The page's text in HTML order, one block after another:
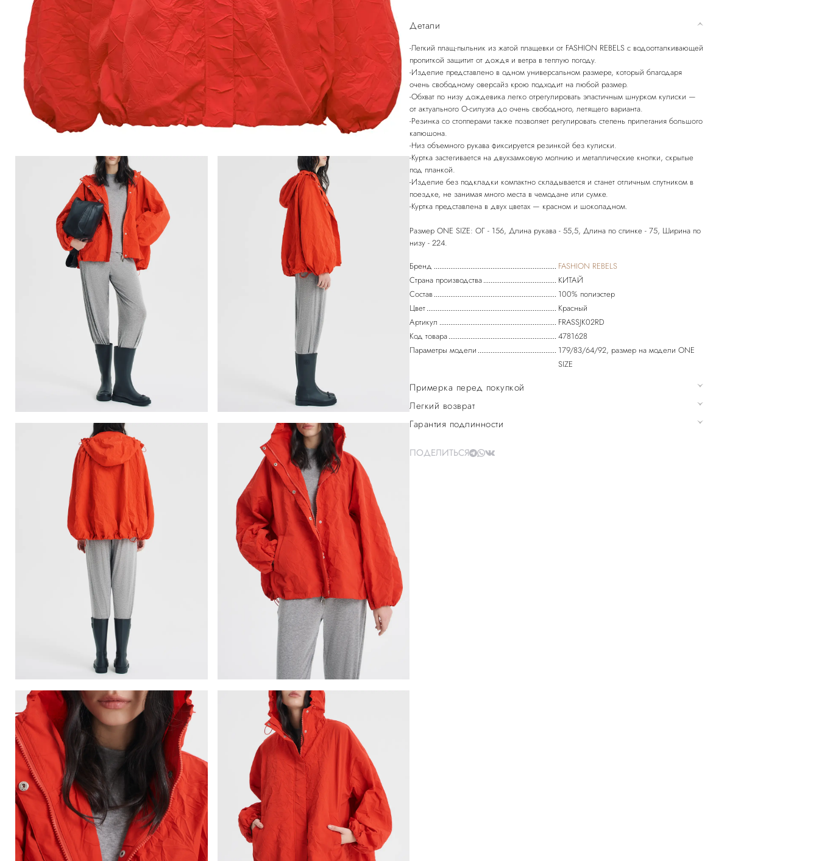
Детали
-Легкий плащ-пыльник из жатой плащевки от FASHION REBELS с водоотталкивающей
пропиткой защитит от дождя и ветра в теплую погоду.
-Изделие представлено в одном универсальном размере, который благодаря
очень свободному оверсайз крою подходит на любой размер.
-Обхват по низу дождевика легко отрегулировать эластичным шнурком кулиски —
от актуального О-силуэта до очень свободного, летящего варианта.
-Резинка со стопперами также позволяет регулировать степень прилегания большого
капюшона.
-Низ объемного рукава фиксируется резинкой без кулиски.
-Куртка застегивается на двухзамковую молнию и металлические кнопки, скрытые
под планкой.
-Изделие без подкладки компактно складывается и станет отличным спутником в
поездке, не занимая много места в чемодане или сумке.
-Куртка представлена в двух цветах — красном и шоколадном.
Размер ONE SIZE: ОГ - 156, Длина рукава - 55,5, Длина по спинке - 75, Ширина по
низу - 224.
Бренд
FASHION REBELS
Страна производства
КИТАЙ
Состав
100% полиэстер
Цвет
Красный
Артикул
FRASSJK02RD
Код товара
4781628
Параметры модели
179/83/64/92, размер на модели ONE
SIZE
Примерка перед покупкой
Легкий возврат
Гарантия подлинности
ПОДЕЛИТЬСЯ